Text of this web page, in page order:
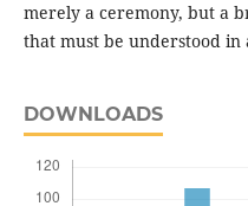
merely a ceremony, but a
that must be understood in
DOWNLOADS